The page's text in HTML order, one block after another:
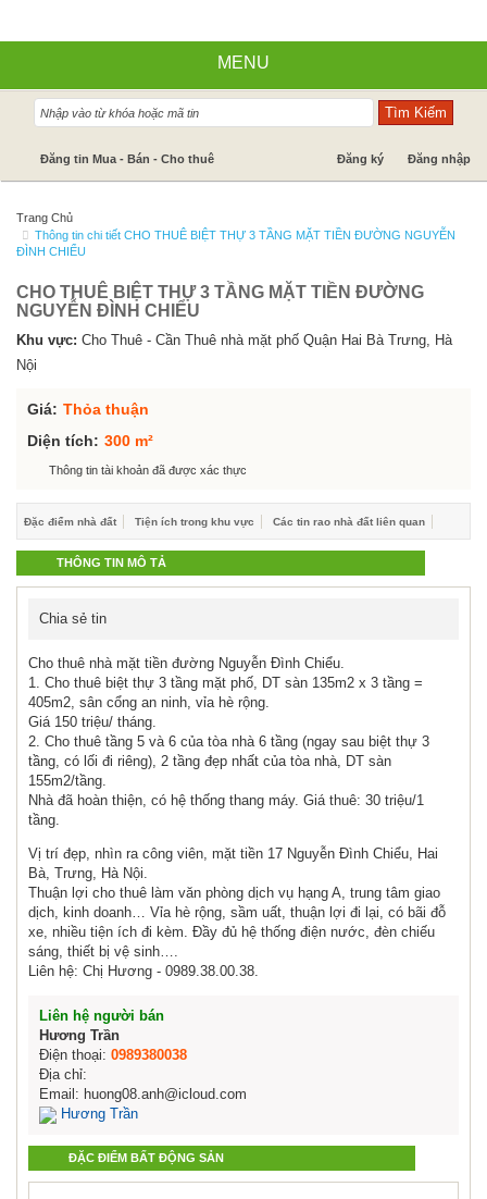
MENU
Nhà đất bán
Cần mua - Cần thuê
Hỗ trợ góp ý
Đăng tin Mua - Bán - Cho thuê Đăng ký Đăng nhập
Trang Chủ
Thông tin chi tiết CHO THUÊ BIỆT THỰ 3 TẦNG MẶT TIỀN ĐƯỜNG NGUYỄN
ĐÌNH CHIỂU
CHO THUÊ BIỆT THỰ 3 TẦNG MẶT TIỀN ĐƯỜNG
NGUYỄN ĐÌNH CHIỂU
Khu vực: Cho Thuê - Cần Thuê nhà mặt phố Quận Hai Bà Trưng, Hà
Nội
Giá: Thỏa thuận
Diện tích: 300 m²
Thông tin tài khoản đã được xác thực
Đặc điểm nhà đất Tiện ích trong khu vực Các tin rao nhà đất liên quan
THÔNG TIN MÔ TẢ
Chia sẻ tin
Cho thuê nhà mặt tiền đường Nguyễn Đình Chiểu.
1. Cho thuê biệt thự 3 tầng mặt phố, DT sàn 135m2 x 3 tầng =
405m2, sân cổng an ninh, vỉa hè rộng.
Giá 150 triệu/ tháng.
2. Cho thuê tầng 5 và 6 của tòa nhà 6 tầng (ngay sau biệt thự 3
tầng, có lối đi riêng), 2 tầng đẹp nhất của tòa nhà, DT sàn
155m2/tầng.
Nhà đã hoàn thiện, có hệ thống thang máy. Giá thuê: 30 triệu/1
tầng.
Vị trí đẹp, nhìn ra công viên, mặt tiền 17 Nguyễn Đình Chiểu, Hai
Bà, Trưng, Hà Nội.
Thuận lợi cho thuê làm văn phòng dịch vụ hạng A, trung tâm giao
dịch, kinh doanh… Vỉa hè rộng, sầm uất, thuận lợi đi lại, có bãi đỗ
xe, nhiều tiện ích đi kèm. Đầy đủ hệ thống điện nước, đèn chiếu
sáng, thiết bị vệ sinh….
Liên hệ: Chị Hương - 0989.38.00.38.
Liên hệ người bán
Hương Trần
Điện thoại: 0989380038
Địa chỉ:
Email: huong08.anh@icloud.com
Hương Trần
ĐẶC ĐIỂM BẤT ĐỘNG SẢN